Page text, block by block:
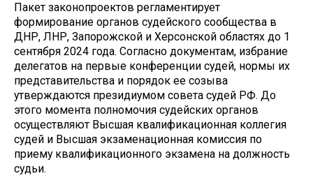
Пакет законопроектов регламентирует
формирование органов судейского сообщества в
ДНР, ЛНР, Запорожской и Херсонской областях до 1
сентября 2024 года. Согласно документам, избрание
делегатов на первые конференции судей, нормы их
представительства и порядок ее созыва
утверждаются президиумом совета судей РФ. До
этого момента полномочия судейских органов
осуществляют Высшая квалификационная коллегия
судей и Высшая экзаменационная комиссия по
приему квалификационного экзамена на должность
судьи.